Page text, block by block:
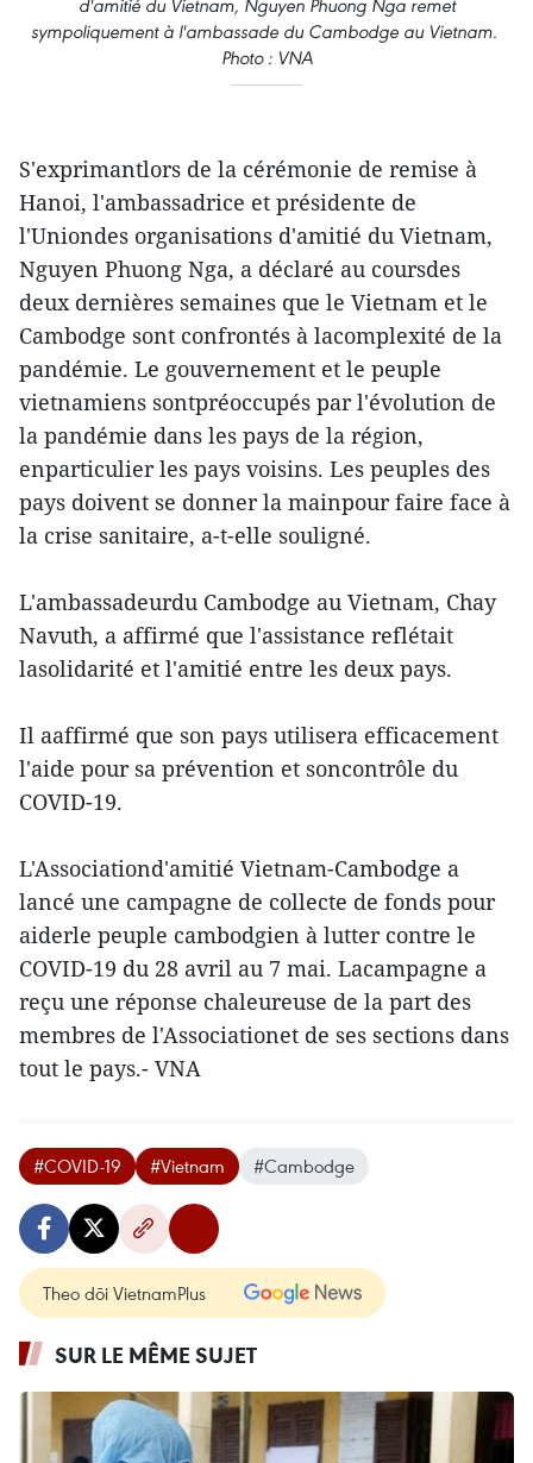
d'amitié du Vietnam, Nguyen Phuong Nga remet
sympoliquement à l'ambassade du Cambodge au Vietnam.
Photo : VNA
S'exprimantlors de la cérémonie de remise à
Hanoi, l'ambassadrice et présidente de
l'Uniondes organisations d'amitié du Vietnam,
Nguyen Phuong Nga, a déclaré au coursdes
deux dernières semaines que le Vietnam et le
Cambodge sont confrontés à lacomplexité de la
pandémie. Le gouvernement et le peuple
vietnamiens sontpréoccupés par l'évolution de
la pandémie dans les pays de la région,
enparticulier les pays voisins. Les peuples des
pays doivent se donner la mainpour faire face à
la crise sanitaire, a-t-elle souligné.
L'ambassadeurdu Cambodge au Vietnam, Chay
Navuth, a affirmé que l'assistance reflétait
lasolidarité et l'amitié entre les deux pays.
Il aaffirmé que son pays utilisera efficacement
l'aide pour sa prévention et soncontrôle du
COVID-19.
L'Associationd'amitié Vietnam-Cambodge a
lancé une campagne de collecte de fonds pour
aiderle peuple cambodgien à lutter contre le
COVID-19 du 28 avril au 7 mai. Lacampagne a
reçu une réponse chaleureuse de la part des
membres de l'Associationet de ses sections dans
tout le pays.- VNA
#COVID-19 #Vietnam #Cambodge
Theo dõi VietnamPlus
SUR LE MÊME SUJET